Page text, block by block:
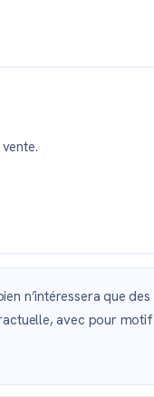
n’intéressera que des
avec pour motif